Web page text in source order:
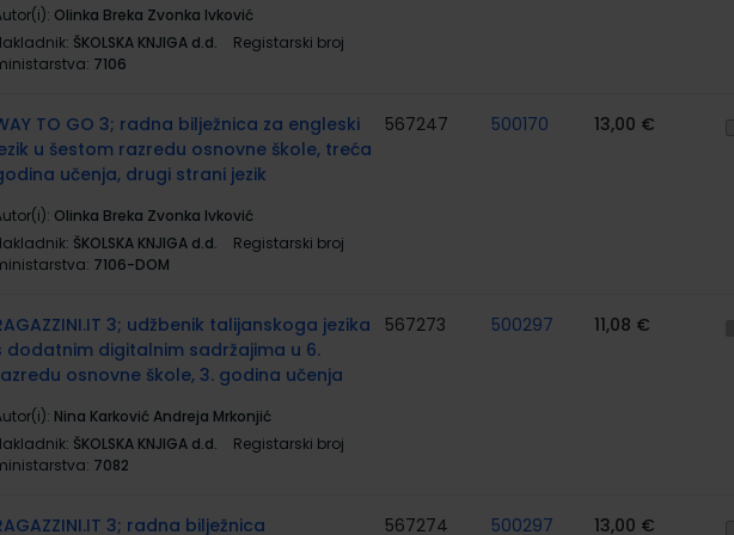
Olinka Breka Zvonka Ivković
ŠKOLSKA KNJIGA d.d.
Registarski broj
7106
TO GO 3; radna bilježnica za engleski
u šestom razredu osnovne škole, treća
učenja, drugi strani jezik
Olinka Breka Zvonka Ivković
ŠKOLSKA KNJIGA d.d.
Registarski broj
7106-DOM
567247 500170 13,00 €
3; udžbenik talijanskoga jezika
dodatnim digitalnim sadržajima u 6.
osnovne škole, 3. godina učenja
Nina Karković Andreja Mrkonjić
ŠKOLSKA KNJIGA d.d.
Registarski broj
7082
567273 500297 11,08 €
3; radna bilježnica
567274 500297 13,00 €